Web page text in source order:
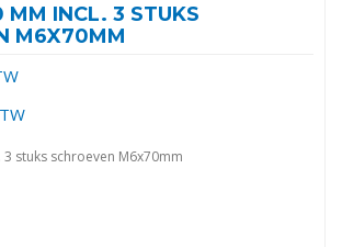
MM INCL. 3 STUKS
M6X70MM
3 stuks schroeven M6x70mm